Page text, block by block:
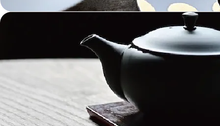
東屋 Azmaya
二上 FUTAGAMI
畑漆器 HATA SHIKKI
織田幸銅器 Odako Douki
ARAS
WDH